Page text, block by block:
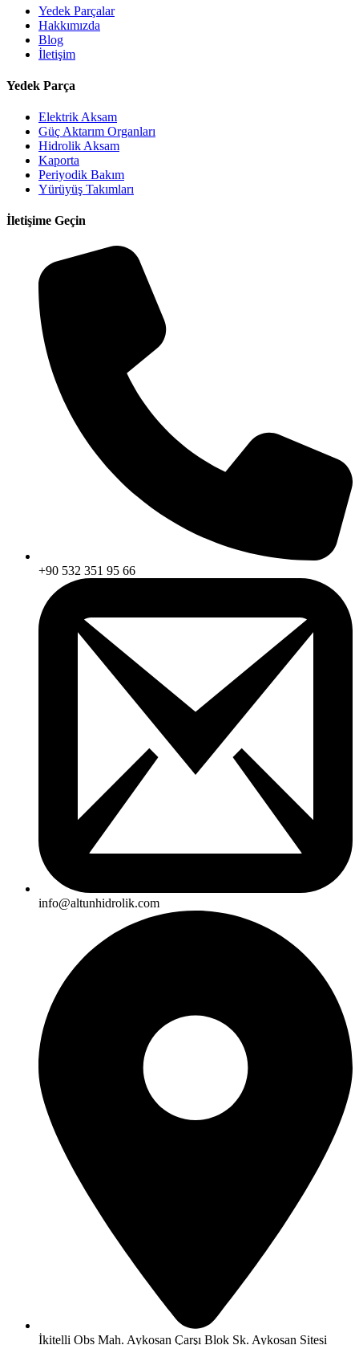
Yedek Parçalar
Hakkımızda
Blog
İletişim
Yedek Parça
Elektrik Aksam
Güç Aktarım Organları
Hidrolik Aksam
Kaporta
Periyodik Bakım
Yürüyüş Takımları
İletişime Geçin
+90 532 351 95 66
info@altunhidrolik.com
İkitelli Obs Mah. Aykosan Çarşı Blok Sk. Aykosan Sitesi